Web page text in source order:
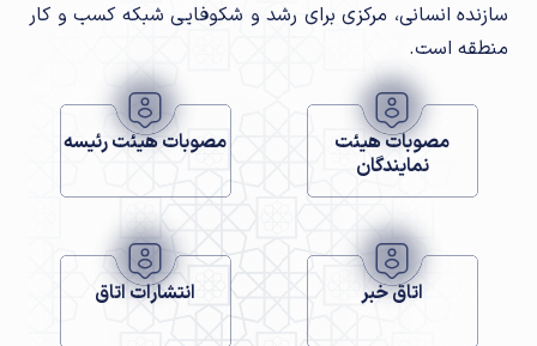
سازنده انسانی، مرکزی برای رشد و شکوفایی شبکه کسب و کار
منطقه است.
مصوبات هیئت
نمایندگان
مصوبات هیئت رئیسه
اتاق خبر انتشارات اتاق